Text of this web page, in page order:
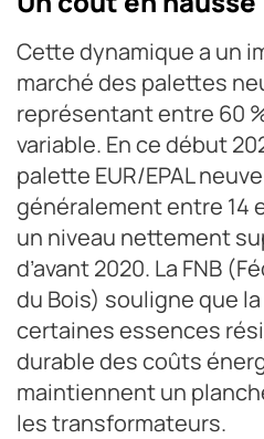
Cette dynamique a un
marché des palettes
représentant entre 60
variable. En ce début
palette EUR/EPAL
généralement entre 14
un niveau nettement
d’avant 2020. La FNB
du Bois) souligne que
certaines essences
durable des coûts
maintiennent un
les transformateurs.